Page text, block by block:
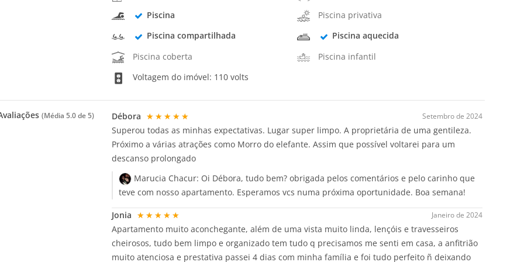
Piscina
Piscina privativa
Piscina compartilhada
Piscina aquecida
Piscina coberta
Piscina infantil
Voltagem do imóvel: 110 volts
(Média 5.0 de 5) Setembro de 2024
Débora ★★★★★
Superou todas as minhas expectativas. Lugar super limpo. A proprietária de uma gentileza.
Próximo a várias atrações como Morro do elefante. Assim que possível voltarei para um
descanso prolongado
Marucia Chacur: Oi Débora, tudo bem? obrigada pelos comentários e pelo carinho que
teve com nosso apartamento. Esperamos vcs numa próxima oportunidade. Boa semana!
Janeiro de 2024
Jonia ★★★★★
Apartamento muito aconchegante, além de uma vista muito linda, lençóis e travesseiros
cheirosos, tudo bem limpo e organizado tem tudo q precisamos me senti em casa, a anfitrião
muito atenciosa e prestativa passei 4 dias com minha família e foi tudo perfeito ñ deixando